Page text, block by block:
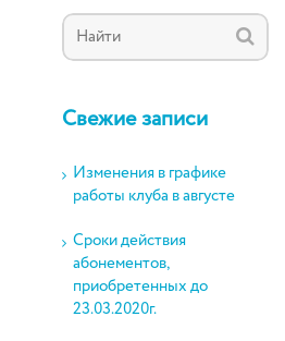
Свежие записи
Изменения в графике
работы клуба в августе
Сроки действия
абонементов,
приобретенных до
23.03.2020г.